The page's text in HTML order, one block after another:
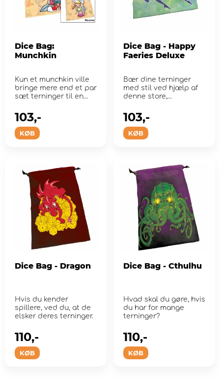
Dice Bag:
Munchkin
Kun et munchkin ville
bringe mere end et par
sæt terninger til en
KØB
103,-
Dice Bag - Happy
Faeries Deluxe
Bær dine terninger
med stil ved hjælp af
denne store,
terningpose!
KØB
103,-
Dice Bag - Dragon
Hvis du kender
spillere, ved du, at de
elsker deres terninger.
KØB
110,-
Dice Bag - Cthulhu
Hvad skal du gøre, hvis
du har for mange
terninger?
KØB
110,-